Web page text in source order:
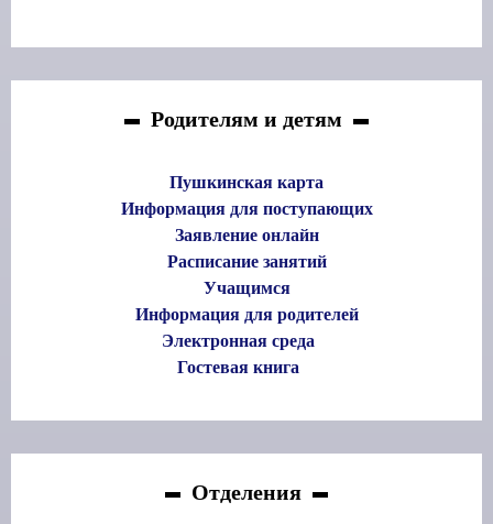
Родителям и детям
Пушкинская карта
Информация для поступающих
Заявление онлайн
Расписание занятий
Учащимся
Информация для родителей
Электронная среда
Гостевая книга
Отделения